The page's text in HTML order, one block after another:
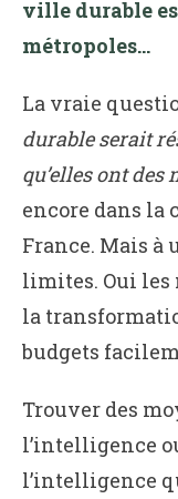
ville durable
métropoles…
La vraie
durable serait
qu’elles ont des
encore dans la
France. Mais à
limites. Oui les
la
budgets
Trouver des
l’intelligence
l’intelligence